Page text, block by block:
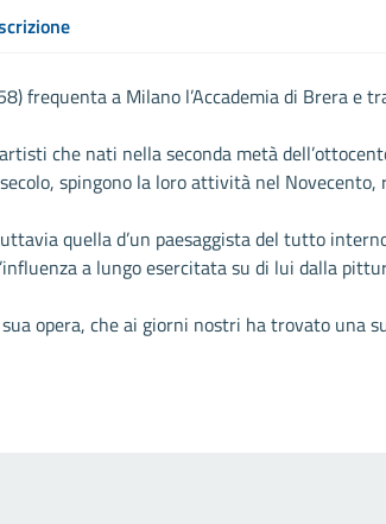
frequenta a Milano l’Accademia di Brera e
che nati nella seconda metà
spingono la loro attività nel Novecento,
quella d’un paesaggista del tutto
a lungo esercitata su di lui dalla
opera, che ai giorni nostri ha trovato una